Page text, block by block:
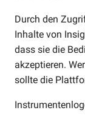
Durch den
Inhalte von
dass sie die
akzeptieren.
sollte die